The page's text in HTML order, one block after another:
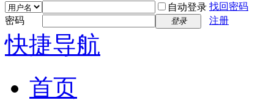
自动登录 找回密码
密码
登录 注册
快捷导航
首页